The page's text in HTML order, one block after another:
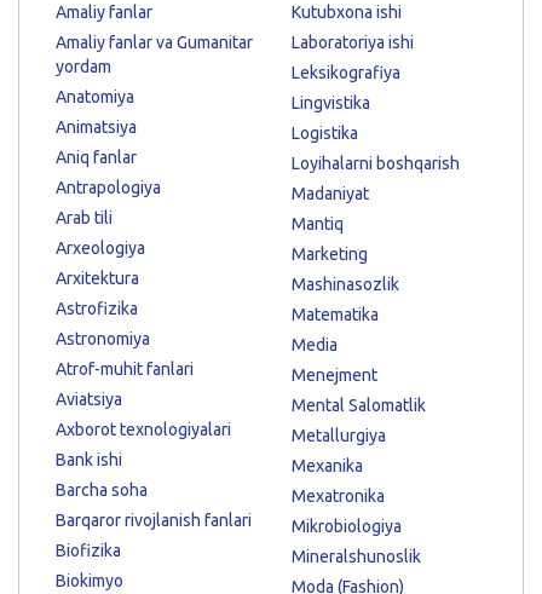
Amaliy fanlar
Amaliy fanlar va Gumanitar
yordam
Anatomiya
Animatsiya
Aniq fanlar
Antrapologiya
Arab tili
Arxeologiya
Arxitektura
Astrofizika
Astronomiya
Atrof-muhit fanlari
Aviatsiya
Axborot texnologiyalari
Bank ishi
Barcha soha
Barqaror rivojlanish fanlari
Biofizika
Biokimyo
Kutubxona ishi
Laboratoriya ishi
Leksikografiya
Lingvistika
Logistika
Loyihalarni boshqarish
Madaniyat
Mantiq
Marketing
Mashinasozlik
Matematika
Media
Menejment
Mental Salomatlik
Metallurgiya
Mexanika
Mexatronika
Mikrobiologiya
Mineralshunoslik
Moda (Fashion)